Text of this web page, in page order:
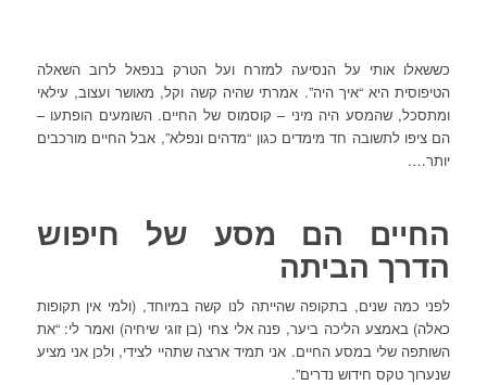
כששאלו אותי על הנסיעה למזרח ועל הטרק בנפאל לרוב השאלה
הטיפוסית היא “איך היה”. אמרתי שהיה קשה וקל, מאושר ועצוב, עילאי
ומתסכל, שהמסע היה מיני – קוסמוס של החיים. השומעים הופתעו –
הם ציפו לתשובה חד מימדים כגון “מדהים ונפלא”, אבל החיים מורכבים
יותר….
החיים הם מסע של חיפוש
הדרך הביתה
לפני כמה שנים, בתקופה שהייתה לנו קשה במיוחד, (ולמי אין תקופות
כאלה) באמצע הליכה ביער, פנה אלי צחי (בן זוגי שיחיה) ואמר לי: “את
השותפה שלי במסע החיים. אני תמיד ארצה שתהיי לצידי, ולכן אני מציע
שנערוך טקס חידוש נדרים”.